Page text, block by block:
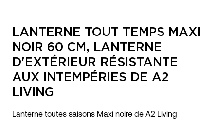
LANTERNE TOUT TEMPS MAXI
NOIR 60 CM, LANTERNE
D'EXTÉRIEUR RÉSISTANTE
AUX INTEMPÉRIES DE A2
LIVING
Lanterne toutes saisons Maxi noire de A2 Living